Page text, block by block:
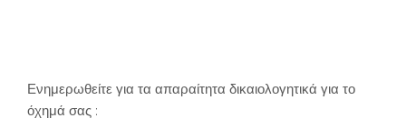
Ενημερωθείτε για τα απαραίτητα δικαιολογητικά για το
όχημά σας :